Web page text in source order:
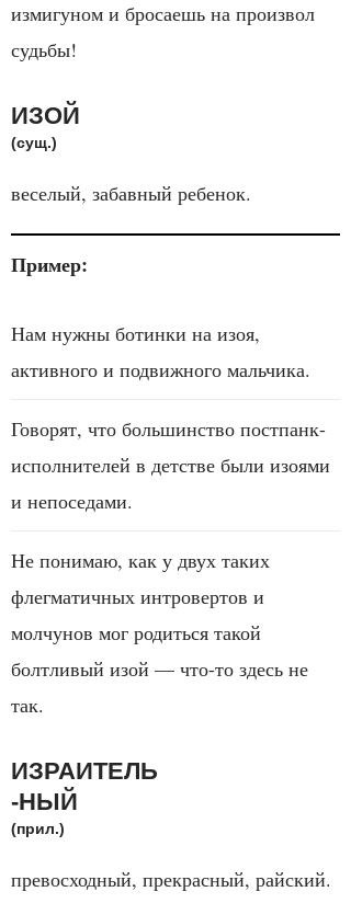
измигуном и бросаешь на произвол
судьбы!
ИЗОЙ
(сущ.)
веселый, забавный ребенок.
Пример:
Нам нужны ботинки на изоя,
активного и подвижного мальчика.
Говорят, что большинство постпанк-
исполнителей в детстве были изоями
и непоседами.
Не понимаю, как у двух таких
флегматичных интровертов и
молчунов мог родиться такой
болтливый изой — что-то здесь не
так.
ИЗРАИТЕЛЬ
-НЫЙ
(прил.)
превосходный, прекрасный, райский.